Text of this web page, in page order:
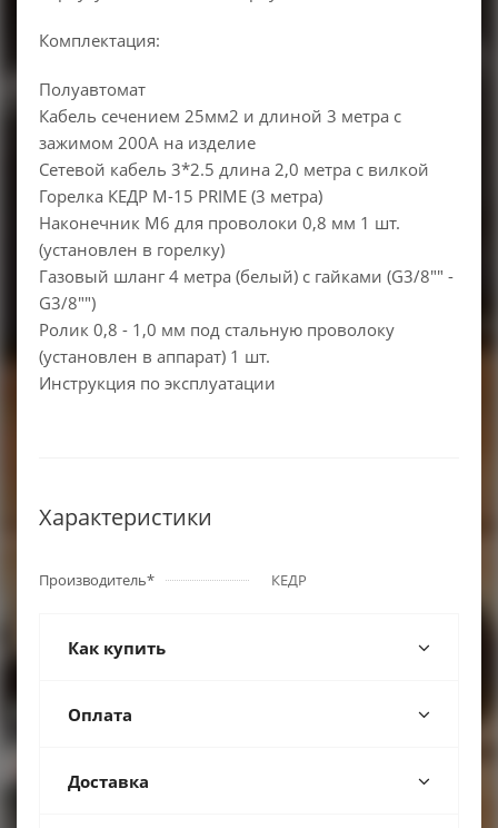
Комплектация:
Полуавтомат
Кабель сечением 25мм2 и длиной 3 метра с
зажимом 200А на изделие
Сетевой кабель 3*2.5 длина 2,0 метра с вилкой
Горелка КЕДР M-15 PRIME (3 метра)
Наконечник М6 для проволоки 0,8 мм 1 шт.
(установлен в горелку)
Газовый шланг 4 метра (белый) с гайками (G3/8"" -
G3/8"")
Ролик 0,8 - 1,0 мм под стальную проволоку
(установлен в аппарат) 1 шт.
Инструкция по эксплуатации
Характеристики
Производитель* КЕДР
Как купить
Оплата
Доставка